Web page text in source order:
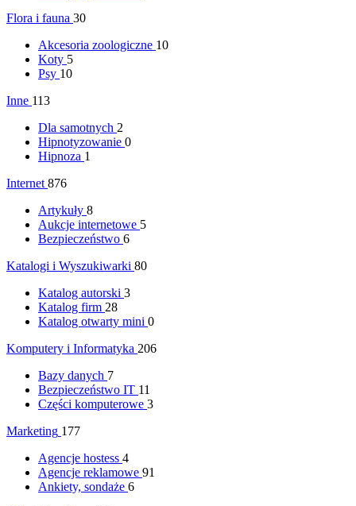
Flora i fauna 30
Akcesoria zoologiczne 10
Koty 5
Psy 10
Inne 113
Dla samotnych 2
Hipnotyzowanie 0
Hipnoza 1
Internet 876
Artykuły 8
Aukcje internetowe 5
Bezpieczeństwo 6
Katalogi i Wyszukiwarki 80
Katalog autorski 3
Katalog firm 28
Katalog otwarty mini 0
Komputery i Informatyka 206
Bazy danych 7
Bezpieczeństwo IT 11
Części komputerowe 3
Marketing 177
Agencje hostess 4
Agencje reklamowe 91
Ankiety, sondaże 6